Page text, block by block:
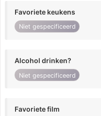
Favoriete keukens
Niet gespecificeerd
Alcohol drinken?
Niet gespecificeerd
Favoriete film